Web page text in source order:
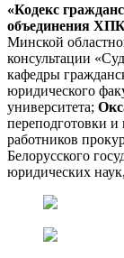
«Кодекс
объединения
Минской
консультации
кафедры
юридического
университета;
переподготовки
работников
Белорусского
юридических